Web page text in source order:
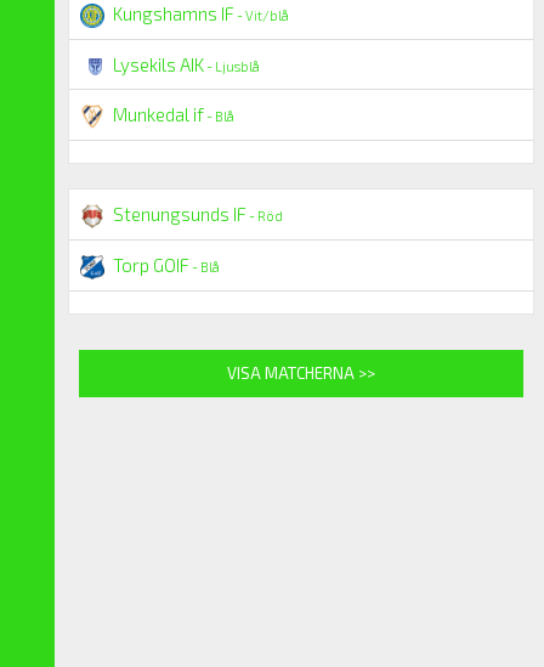
Kungshamns IF - Vit/blå
Lysekils AIK- Ljusblå
Munkedal if- Blå
Stenungsunds IF - Röd
Torp GOIF - Blå
VISA MATCHERNA >>